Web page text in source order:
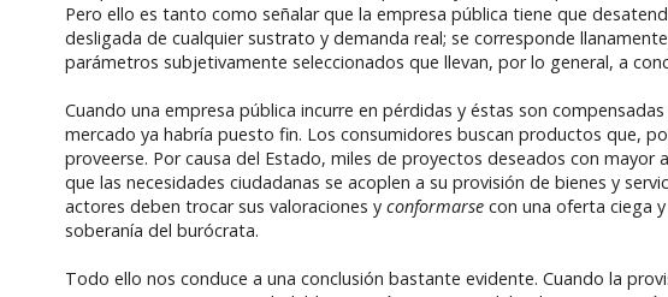
Pero ello es tanto como señalar que la empresa pública tiene que
desligada de cualquier sustrato y demanda real; se corresponde
parámetros subjetivamente seleccionados que llevan, por lo general, a
Cuando una empresa pública incurre en pérdidas y éstas son
mercado ya habría puesto fin. Los consumidores buscan productos que,
proveerse. Por causa del Estado, miles de proyectos deseados con
que las necesidades ciudadanas se acoplen a su provisión de bienes y
actores deben trocar sus valoraciones y conformarsecon una oferta ciega
soberanía del burócrata.
Todo ello nos conduce a una conclusión bastante evidente. Cuando la